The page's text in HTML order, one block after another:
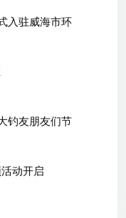
入驻威海市环
钓友朋友们节
动开启